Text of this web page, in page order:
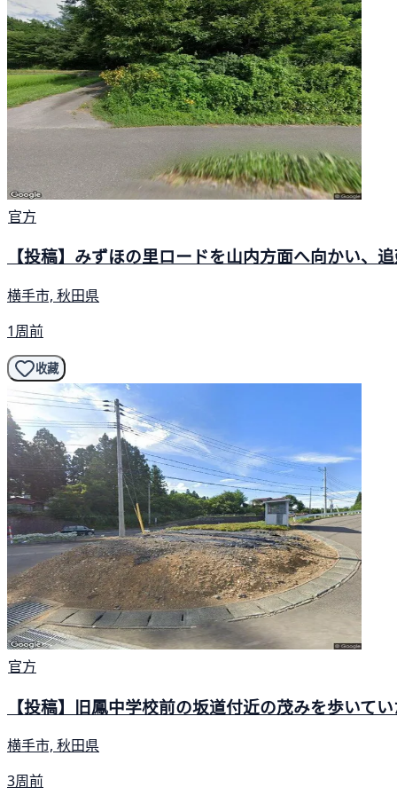
官方
【投稿】みずほの里ロードを山内方面へ向かい、
横手市, 秋田県
1周前
收藏
官方
【投稿】旧鳳中学校前の坂道付近の茂みを歩いて
横手市, 秋田県
3周前